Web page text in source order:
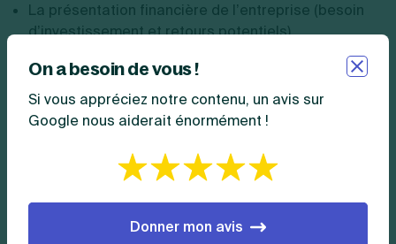
La présentation financière de l’entreprise (besoin
d’investissement et retours potentiels).
Notez qu’à cela s’ajoute différents contenus en
projet.
pour vous simplifier la tâche, vous pouvez
modèle de business plan
On a besoin de vous !
Si vous appréciez notre contenu, un avis sur
Google nous aiderait énormément !
Donner mon avis